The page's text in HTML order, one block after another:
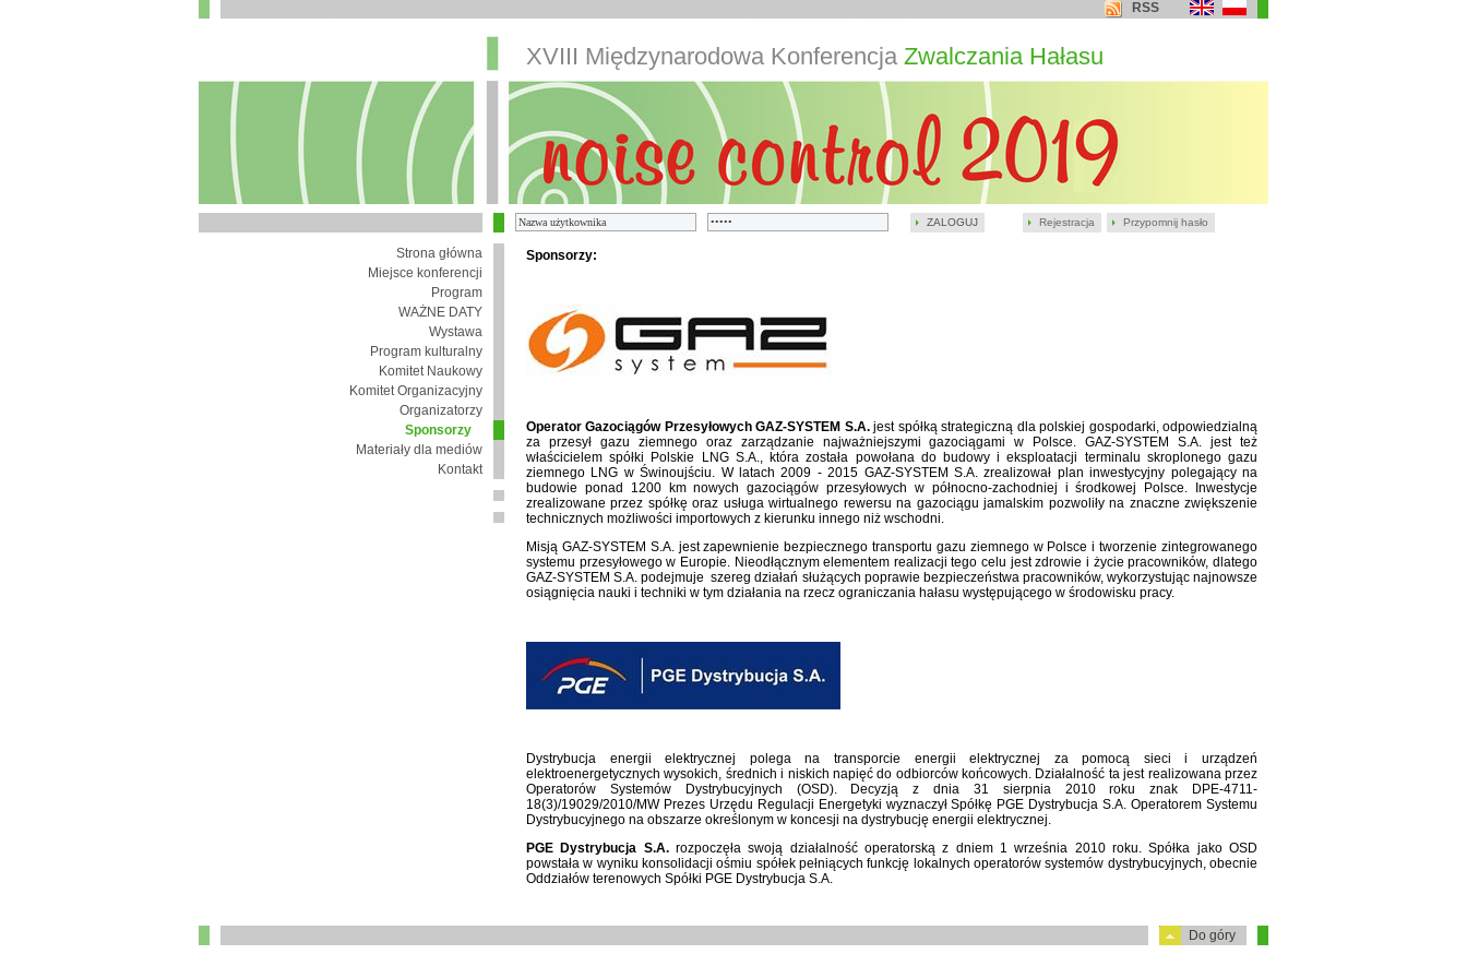
ZALOGUJ Rejestracja Przypomnij hasło
RSS
XVIII Międzynarodowa Konferencja Zwalczania Hałasu
Strona główna
Miejsce konferencji
Program
WAŻNE DATY
Wystawa
Program kulturalny
Komitet Naukowy
Komitet Organizacyjny
Organizatorzy
Sponsorzy
Materiały dla mediów
Kontakt
Sponsorzy:
Operator Gazociągów Przesyłowych GAZ-SYSTEM S.A.jest spółką strategiczną dla polskiej gospodarki, odpowiedzialną
za przesył gazu ziemnego oraz zarządzanie najważniejszymi gazociągami w Polsce. GAZ-SYSTEM S.A. jest też
właścicielem spółki Polskie LNG S.A., która została powołana do budowy i eksploatacji terminalu skroplonego gazu
ziemnego LNG w Świnoujściu. W latach 2009 - 2015 GAZ-SYSTEM S.A. zrealizował plan inwestycyjny polegający na
budowie ponad 1200 km nowych gazociągów przesyłowych w północno-zachodniej i środkowej Polsce. Inwestycje
zrealizowane przez spółkę oraz usługa wirtualnego rewersu na gazociągu jamalskim pozwoliły na znaczne zwiększenie
technicznych możliwości importowych z kierunku innego niż wschodni.
Misją GAZ-SYSTEM S.A. jest zapewnienie bezpiecznego transportu gazu ziemnego w Polsce i tworzenie zintegrowanego
systemu przesyłowego w Europie. Nieodłącznym elementem realizacji tego celu jest zdrowie i życie pracowników, dlatego
GAZ-SYSTEM S.A. podejmuje szereg działań służących poprawie bezpieczeństwa pracowników, wykorzystując najnowsze
osiągnięcia nauki i techniki w tym działania na rzecz ograniczania hałasu występującego w środowisku pracy.
Dystrybucja energii elektrycznej polega na transporcie energii elektrycznej za pomocą sieci i urządzeń
elektroenergetycznych wysokich, średnich i niskich napięć do odbiorców końcowych. Działalność ta jest realizowana przez
Operatorów Systemów Dystrybucyjnych (OSD). Decyzją z dnia 31 sierpnia 2010 roku znak DPE-4711-
18(3)/19029/2010/MW Prezes Urzędu Regulacji Energetyki wyznaczył Spółkę PGE Dystrybucja S.A. Operatorem Systemu
Dystrybucyjnego na obszarze określonym w koncesji na dystrybucję energii elektrycznej.
PGE Dystrybucja S.A.rozpoczęła swoją działalność operatorską z dniem 1 września 2010 roku. Spółka jako OSD
powstała w wyniku konsolidacji ośmiu spółek pełniących funkcję lokalnych operatorów systemów dystrybucyjnych, obecnie
Oddziałów terenowych Spółki PGE Dystrybucja S.A.
Do góry